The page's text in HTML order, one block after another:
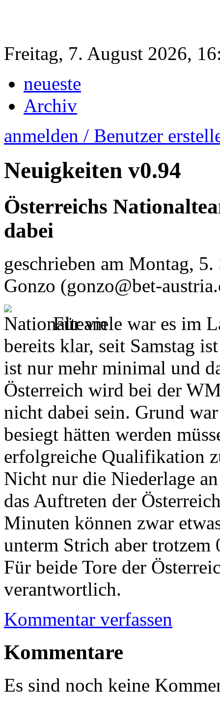
Freitag, 7. August 2026,
neueste
Archiv
anmelden / Benutzer
Neuigkeiten v0.94
Österreichs
dabei
geschrieben am Montag, 5.
Gonzo (gonzo@bet-
Für viele war es im
bereits klar, seit Samstag
ist nur mehr minimal und
Österreich wird bei der
nicht dabei sein. Grund
besiegt hätten werden
erfolgreiche Qualifikation
Nicht nur die Niederlage
das Auftreten der
Minuten können zwar
unterm Strich aber trotzem
Für beide Tore der
verantwortlich.
Kommentar verfassen
Kommentare
Es sind noch keine